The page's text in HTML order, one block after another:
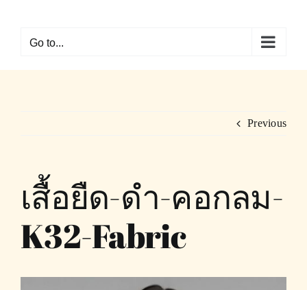
contentGo to...
Previous
เสื้อยืด-ดำ-คอกลม-
K32-Fabric